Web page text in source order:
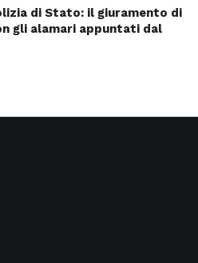
di Stato: il giuramento di
gli alamari appuntati dal